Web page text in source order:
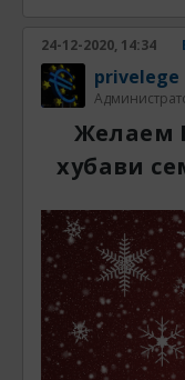
24-12-2020, 14:34
privelege
Желаем
хубави